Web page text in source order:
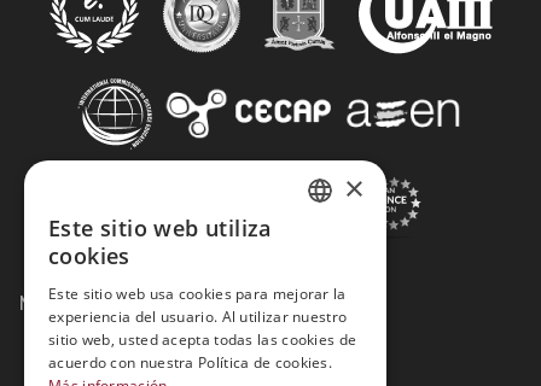
Métodos de Pago:
×
Este sitio web utiliza
cookies
Este sitio web usa cookies para mejorar la
experiencia del usuario. Al utilizar nuestro
sitio web, usted acepta todas las cookies de
acuerdo con nuestra Política de cookies.